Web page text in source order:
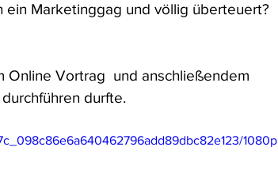
Marketinggag und völlig überteuert?
Online Vortrag  und anschließendem
durfte.
1080p